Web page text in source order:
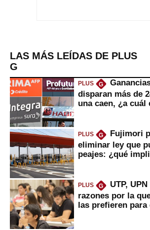
LAS MÁS LEÍDAS DE PLUS
G
PLUS G
disparan más de
una caen, ¿a cuál
PLUS G
Fujimori
eliminar ley que
peajes: ¿qué
PLUS G
UTP,
razones por la
las prefieren para